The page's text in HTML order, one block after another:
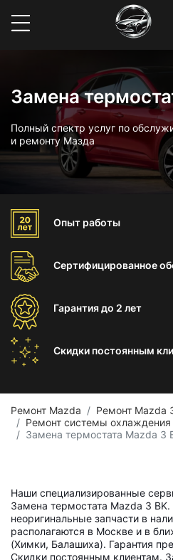
Замена
Полный спектр услуг по
и ремонту Мазда
Опыт работы
Сертифицированное
Гарантиядо 2 лет
Скидки постоянным
Ремонт Mazda
Ремонт Mazda
Ремонт системы охлаждения
Замена термостата Mazda 3
Наши специализированные
Замена термостата Mazda 3
неоригинальные запчасти в
располагаются в Москве и в
(Химки, Балашиха). Гарантия
Скидки постоянным клиентам.